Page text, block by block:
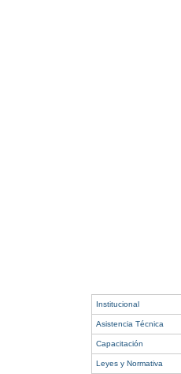
Institucional
Asistencia Técnica
Capacitación
Leyes y Normativa